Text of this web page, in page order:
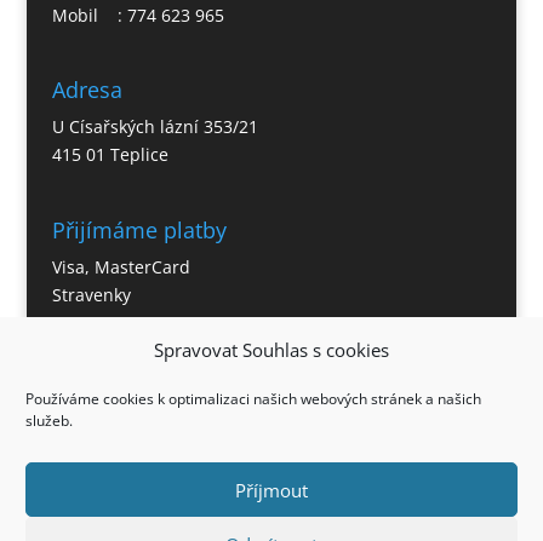
Spravovat Souhlas s cookies
Používáme cookies k optimalizaci našich webových stránek a našich
služeb.
Příjmout
Mobil : 774 623 965
Adresa
U Císařských lázní 353/21
415 01 Teplice
Přijímáme platby
Visa, MasterCard
Stravenky
Otevírací doba
Po – So 11:00 – 21:30 hod.